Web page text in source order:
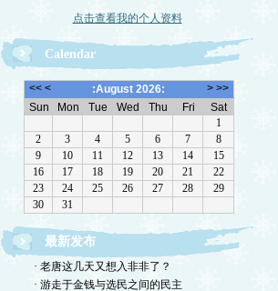
点击查看我的个人资料
Calendar
最新发布
· 老唐这几天又想入非非了？
· 游走于金钱与选民之间的民主